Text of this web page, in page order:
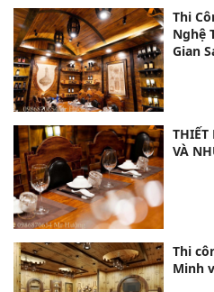
Thi
Nghệ
Gian
THIẾT
VÀ
Thi
Minh